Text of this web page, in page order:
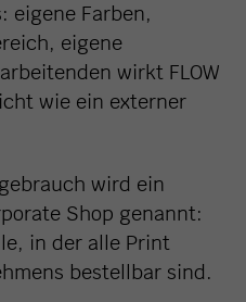
eigene Farben,
eigene
wirkt FLOW
wie ein externer
wird ein
Shop genannt:
in der alle Print
bestellbar sind.